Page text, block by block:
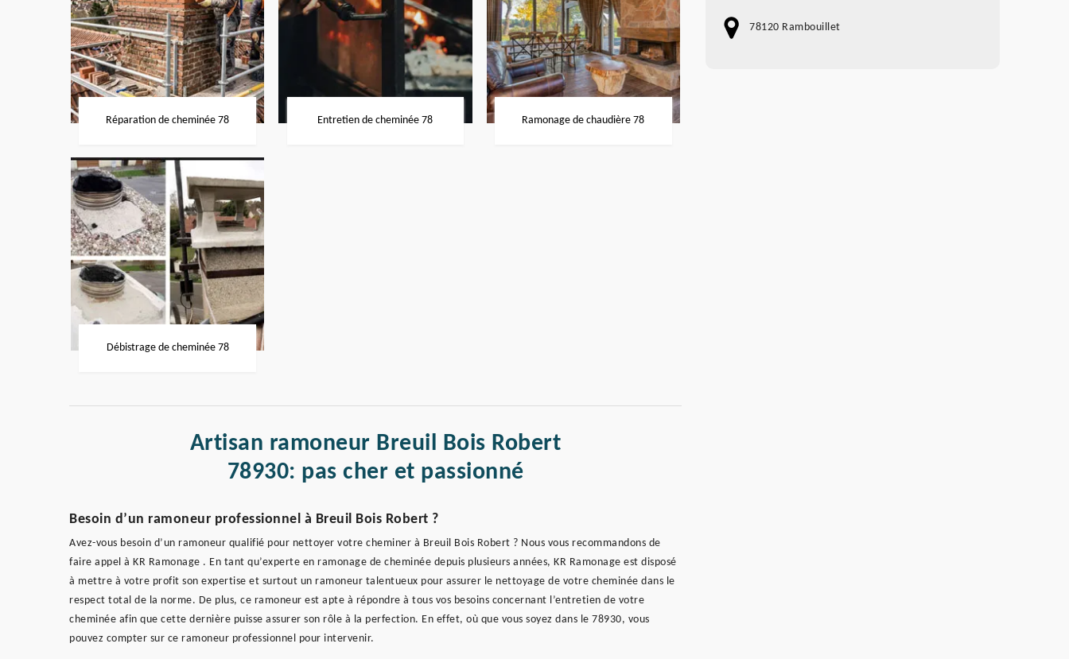
Réparation de cheminée 78 Entretien de cheminée 78 Ramonage de chaudière 78
Débistrage de cheminée 78
Artisan ramoneur Breuil Bois Robert
78930: pas cher et passionné
Besoin d’un ramoneur professionnel à Breuil Bois Robert ?
Avez-vous besoin d’un ramoneur qualifié pour nettoyer votre cheminer à Breuil Bois Robert ? Nous vous recommandons de
faire appel à KR Ramonage . En tant qu’experte en ramonage de cheminée depuis plusieurs années, KR Ramonage est disposé
à mettre à votre profit son expertise et surtout un ramoneur talentueux pour assurer le nettoyage de votre cheminée dans le
respect total de la norme. De plus, ce ramoneur est apte à répondre à tous vos besoins concernant l’entretien de votre
cheminée afin que cette dernière puisse assurer son rôle à la perfection. En effet, où que vous soyez dans le 78930, vous
pouvez compter sur ce ramoneur professionnel pour intervenir.
78120 Rambouillet